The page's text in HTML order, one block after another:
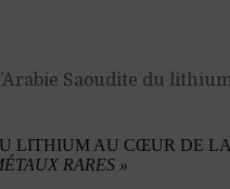
Saoudite du
LITHIUM AU CŒUR DE LA
RARES »